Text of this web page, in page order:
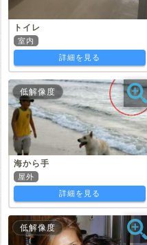
トイレ
室内
詳細を見る
低解像度
海から手
屋外
詳細を見る
低解像度